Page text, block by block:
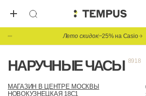
Лето скидок−25% на Casio
НАРУЧНЫЕ ЧАСЫ 8918
МАГАЗИН В ЦЕНТРЕ МОСКВЫ
НОВОКУЗНЕЦКАЯ 18С1